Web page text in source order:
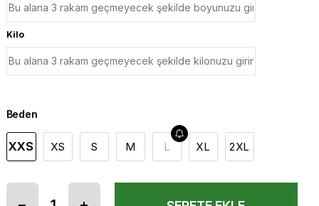
Kilo
Beden
XXS XS S M L XL 2XL